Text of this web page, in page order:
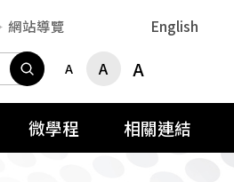
網站導覽 English
搜尋A A A
微學程 相關連結